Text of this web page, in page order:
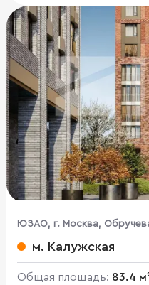
ЮЗАО, г. Москва,
м. Калужская
Общая площадь: 83.4